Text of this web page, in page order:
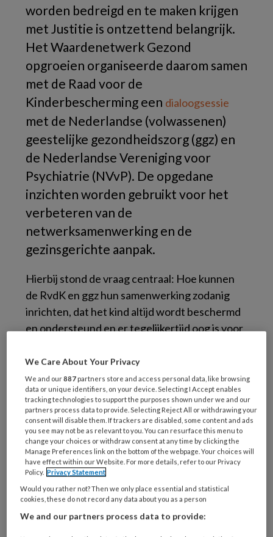
worden bedreigd en te maken krijgen
met Justitie is ontzettend belangrijk.
Het Waardenetwerk Gezond
opgroeien organiseerde daarom samen
met de Raad voor de
Kinderbescherming een dialoogsessie
met de Nederlandse (volwassenen)
geestelijke gezondheidszorg (ggz) en
de Nederlandse Vereniging voor
Psychiatrie (NVvP). De opgedane
inzichten worden gebruikt voor het
verbeteren van de
netwerksamenwerking en de
gezinsgerichte aanpak.
Hierbij stond de vraag centraal: Hoe kunnen
de RvdK en ggz hun samenwerking zodanig
inrichten, dat het kind altijd wordt beschermd
en ondersteund en er tegelijkertijd oog is voor
daarin? Vooral als de gezinssituatie complex is.
Aan de dialoogsessie namen ongeveer 40
professionals en bestuurders deel. Doel van de
sessie was inzichten verkrijgen en inspiratie
opdoen en daarmee het fundament
verstevigen voor de toekomst: beter
samenwerken in complexe gezinssituaties.
Toewerken naar één taal,
één visie
We Care About Your Privacy
We and our887 partners store and access personal data, like browsing
data or unique identifiers, on your device. Selecting I Accept enables
tracking technologies to support the purposes shown under we and our
partners process data to provide. Selecting Reject All or withdrawing your
consent will disable them. If trackers are disabled, some content and ads
you see may not be as relevant to you. You can resurface this menu to
change your choices or withdraw consent at any time by clicking the
Manage Preferences link on the bottom of the webpage. Your choices will
have effect within our Website. For more details, refer to our Privacy
Policy. Privacy Statement
Would you rather not? Then we only place essential and statistical
cookies, these do not record any data about you as a person
We and our partners process data to provide: